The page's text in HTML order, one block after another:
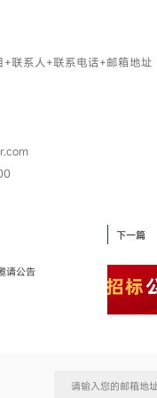
联系人+联系电话+邮箱地址
请公告
下一篇